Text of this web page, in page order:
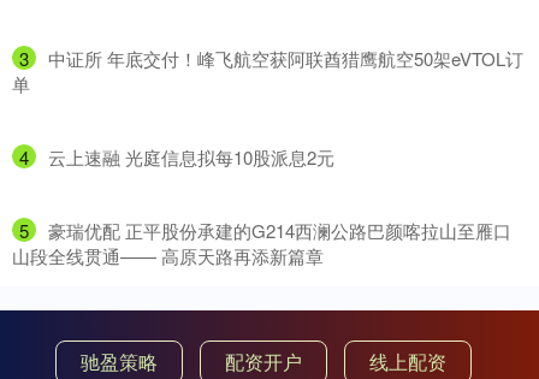
3
​中证所 年底交付！峰飞航空获阿联酋猎鹰航空50架eVTOL订
单
4 ​云上速融 光庭信息拟每10股派息2元
5
​豪瑞优配 正平股份承建的G214西澜公路巴颜喀拉山至雁口
山段全线贯通—— 高原天路再添新篇章
驰盈策略 配资开户 线上配资